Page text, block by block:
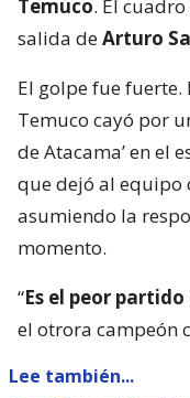
Temuco. El
salida deArturo
El golpe fue fuerte.
Temuco cayó por
de Atacama’ en el
que dejó al equipo
asumiendo la
momento.
“Es el peor
el otrora campeón
Lee también...